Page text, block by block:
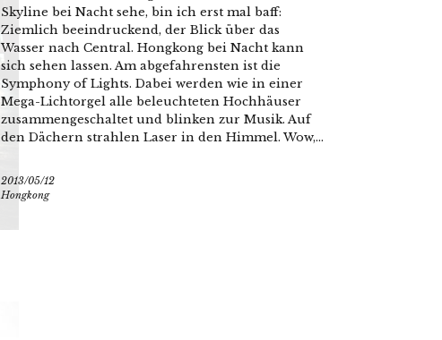
Skyline bei Nacht sehe, bin ich erst mal baff:
Ziemlich beeindruckend, der Blick über das
Wasser nach Central. Hongkong bei Nacht kann
sich sehen lassen. Am abgefahrensten ist die
Symphony of Lights. Dabei werden wie in einer
Mega-Lichtorgel alle beleuchteten Hochhäuser
zusammengeschaltet und blinken zur Musik. Auf
den Dächern strahlen Laser in den Himmel. Wow,...
2013/05/12
Hongkong